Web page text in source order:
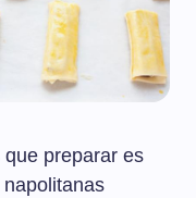
preparar es